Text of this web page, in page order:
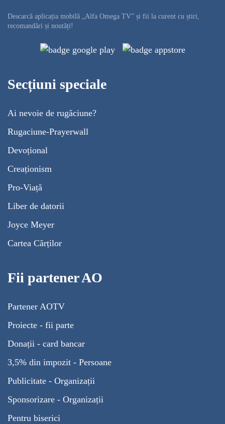
Descarcă aplicația mobilă „Alfa Omega TV” și fii la curent cu știri,
recomandări și noutăți!
Secțiuni speciale
Ai nevoie de rugăciune?
Rugaciune-Prayerwall
Devoțional
Creaționism
Pro-Viață
Liber de datorii
Joyce Meyer
Cartea Cărților
Fii partener AO
Partener AOTV
Proiecte - fii parte
Donații - card bancar
3,5% din impozit - Persoane
Publicitate - Organizații
Sponsorizare - Organizații
Pentru biserici